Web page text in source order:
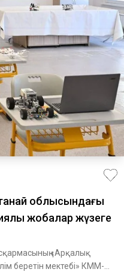
облысындағы
жобалар жүзеге
«Арқалық
беретін мектебі» КММ-